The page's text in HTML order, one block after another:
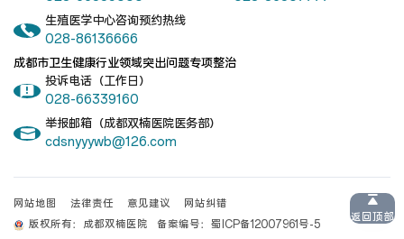
院内新闻
公示公告
科研介绍 科研动态
通知公告
生殖医学中心咨询预约热线
028-86136666
成都市卫生健康行业领域突出问题专项整治
投诉电话（工作日）
028-66339160
举报邮箱（成都双楠医院医务部）
cdsnyyywb@126.com
网站地图 法律责任 意见建议
网站纠错
版权所有：成都双楠医院
备案编号： 蜀ICP备12007961号-5
返回顶部